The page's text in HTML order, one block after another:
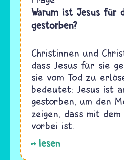
Warum ist Jesus für
gestorben?
Christinnen und
dass Jesus für sie
sie vom Tod zu
bedeutet: Jesus ist
gestorben, um den
zeigen, dass mit
vorbei ist.
lesen